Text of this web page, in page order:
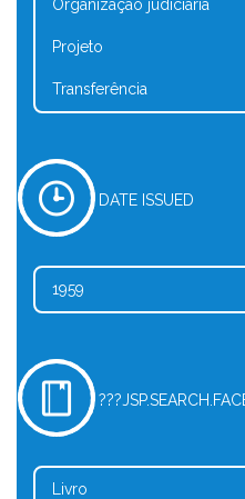
Organização judiciária
Projeto
Transferência
DATE ISSUED
1959
Livro